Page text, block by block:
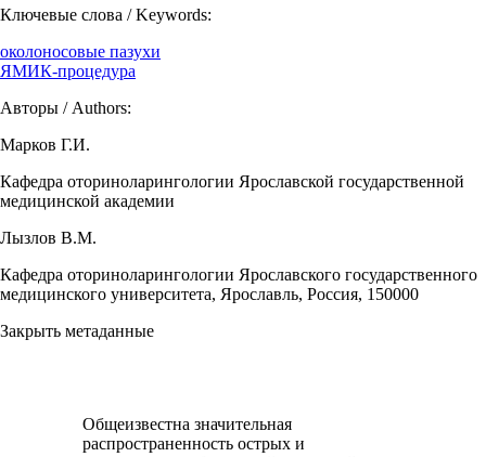
Ключевые слова / Keywords:
околоносовые пазухи
ЯМИК-процедура
Авторы / Authors:
Марков Г.И.
Кафедра оториноларингологии Ярославской государственной
медицинской академии
Лызлов В.М.
Кафедра оториноларингологии Ярославского государственного
медицинского университета, Ярославль, Россия, 150000
Закрыть метаданные
Общеизвестна значительная
распространенность острых и